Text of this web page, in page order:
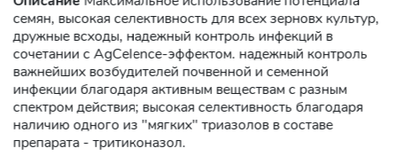
семян, высокая селективность для всех зерновх культур,
дружные всходы, надежный контроль инфекций в
сочетании с AgCelence-эффектом. надежный контроль
важнейших возбудителей почвенной и семенной
инфекции благодаря активным веществам с разным
спектром действия; высокая селективность благодаря
наличию одного из "мягких" триазолов в составе
препарата - тритиконазол.